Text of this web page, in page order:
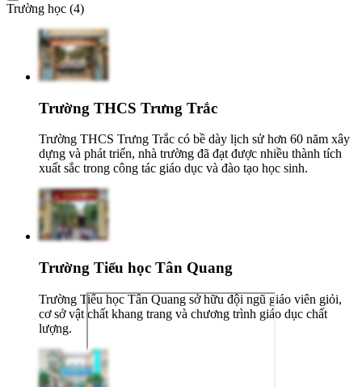
Trường học (4)
Trường THCS Trưng Trắc
Trường THCS Trưng Trắc có bề dày lịch sử hơn 60 năm xây
dựng và phát triển, nhà trường đã đạt được nhiều thành tích
xuất sắc trong công tác giáo dục và đào tạo học sinh.
Trường Tiểu học Tân Quang
Trường Tiểu học Tân Quang sở hữu đội ngũ giáo viên giỏi,
cơ sở vật chất khang trang và chương trình giáo dục chất
lượng.